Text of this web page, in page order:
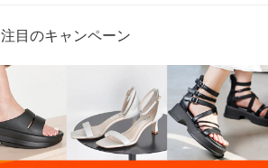
注目のキャンペーン